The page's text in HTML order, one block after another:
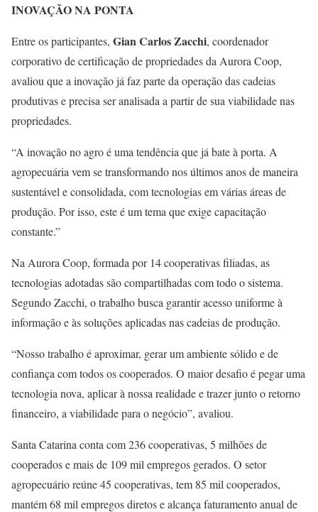
INOVAÇÃO NA PONTA
Entre os participantes, Gian Carlos Zacchi, coordenador
corporativo de certificação de propriedades da Aurora Coop,
avaliou que a inovação já faz parte da operação das cadeias
produtivas e precisa ser analisada a partir de sua viabilidade nas
propriedades.
“A inovação no agro é uma tendência que já bate à porta. A
agropecuária vem se transformando nos últimos anos de maneira
sustentável e consolidada, com tecnologias em várias áreas de
produção. Por isso, este é um tema que exige capacitação
constante.”
Na Aurora Coop, formada por 14 cooperativas filiadas, as
tecnologias adotadas são compartilhadas com todo o sistema.
Segundo Zacchi, o trabalho busca garantir acesso uniforme à
informação e às soluções aplicadas nas cadeias de produção.
“Nosso trabalho é aproximar, gerar um ambiente sólido e de
confiança com todos os cooperados. O maior desafio é pegar uma
tecnologia nova, aplicar à nossa realidade e trazer junto o retorno
financeiro, a viabilidade para o negócio”, avaliou.
Santa Catarina conta com 236 cooperativas, 5 milhões de
cooperados e mais de 109 mil empregos gerados. O setor
agropecuário reúne 45 cooperativas, tem 85 mil cooperados,
mantém 68 mil empregos diretos e alcança faturamento anual de